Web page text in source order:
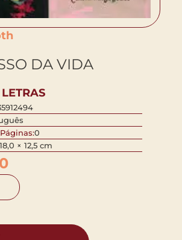
DA VIDA
0
18,0 × 12,5 cm